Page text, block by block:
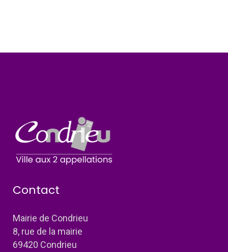
Contact
Mairie de Condrieu
8, rue de la mairie
69420 Condrieu